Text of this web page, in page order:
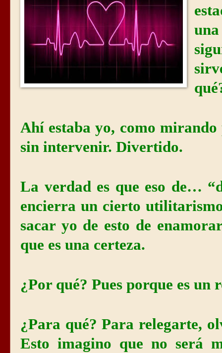
Ahí estaba yo, como
sin intervenir. Divertido.
La verdad es que eso de…
encierra un cierto
sacar yo de esto de
que es una certeza.
¿Por qué? Pues porque es un
¿Para qué? Para relegarte,
Esto imagino que no será